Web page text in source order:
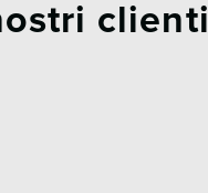
clienti